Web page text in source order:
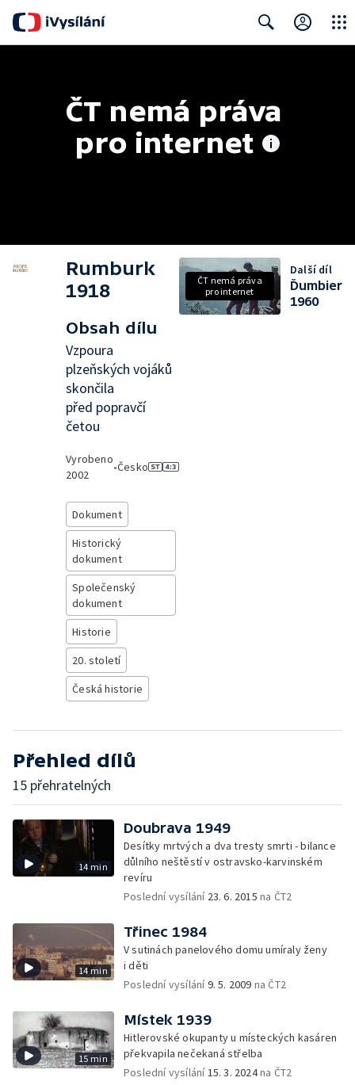
ČT nemá práva
pro internet
Rumburk
1918
Obsah dílu
Vzpoura
plzeňských vojáků
skončila
před popravčí
četou
Vyrobeno
2002
•Česko
Dokument
Historický
dokument
Společenský
dokument
Historie
20. století
Česká historie
ČT nemá práva
pro internet
Další díl
Ďumbier
1960
Přehled dílů
15 přehratelných
14 min
Doubrava 1949
Desítky mrtvých a dva tresty smrti - bilance
důlního neštěstí v ostravsko-karvinském
revíru
Poslední vysílání 23. 6. 2015 na ČT2
14 min
Třinec 1984
V sutinách panelového domu umíraly ženy
i děti
Poslední vysílání9. 5. 2009 na ČT2
15 min
Místek 1939
Hitlerovské okupanty u místeckých kasáren
překvapila nečekaná střelba
Poslední vysílání15. 3. 2024na ČT2